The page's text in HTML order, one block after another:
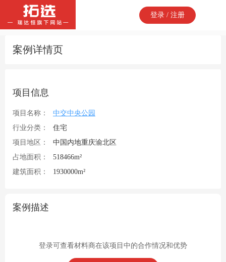
登录 / 注册
案例详情页
项目信息
项目名称：
中交中央公园
行业分类：
住宅
项目地区：
中国内地重庆渝北区
占地面积：
518466m²
建筑面积：
1930000m²
案例描述
登录可查看材料商在该项目中的合作情况和优势